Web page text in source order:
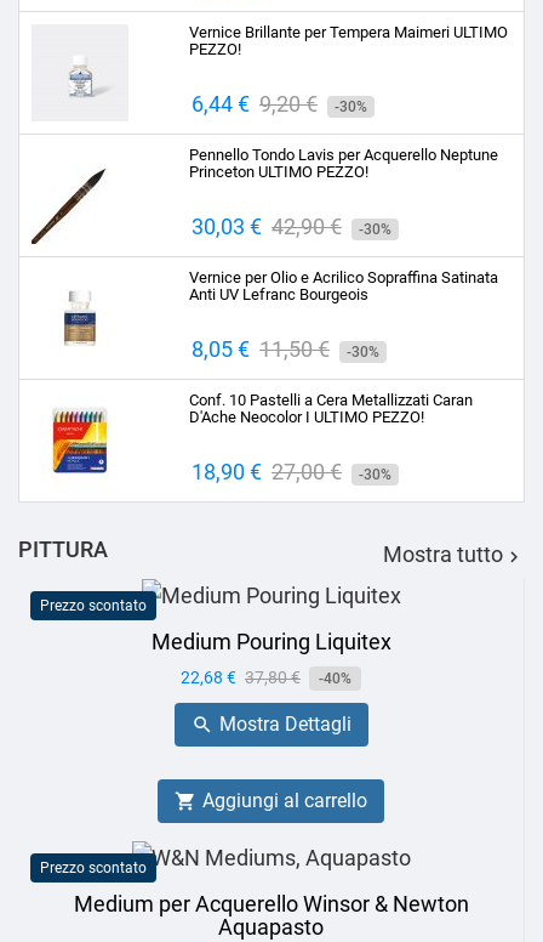
base
Vernice Brillante per Tempera Maimeri ULTIMO
PEZZO!
Prezzo
6,44 € Prezzo
base
9,20 € -30%
Pennello Tondo Lavis per Acquerello Neptune
Princeton ULTIMO PEZZO!
Prezzo
30,03 € Prezzo
base
42,90 € -30%
Vernice per Olio e Acrilico Sopraffina Satinata
Anti UV Lefranc Bourgeois
Prezzo
8,05 € Prezzo
base
11,50 € -30%
Conf. 10 Pastelli a Cera Metallizzati Caran
D'Ache Neocolor I ULTIMO PEZZO!
Prezzo
18,90 € Prezzo
base
27,00 € -30%
PITTURA Mostra tutto 
Prezzo scontato
Medium Pouring Liquitex
Prezzo
22,68 € Prezzo
base
37,80 € -40%
 Mostra Dettagli
 Aggiungi al carrello
Prezzo scontato
Medium per Acquerello Winsor & Newton
Aquapasto